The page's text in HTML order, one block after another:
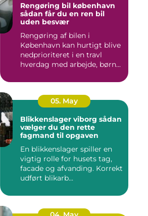
Rengøring bil københavn
sådan får du en ren bil
uden besvær
Rengøring af bilen i
København kan hurtigt blive
nedprioriteret i en travl
hverdag med arbejde, børn...
05. May
Blikkenslager viborg sådan
vælger du den rette
fagmand til opgaven
En blikkenslager spiller en
vigtig rolle for husets tag,
facade og afvanding. Korrekt
udført blikarb...